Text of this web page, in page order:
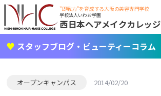
"即戦力"を育成する大阪の美容専門学校
学校法人いわお学園
西日本ヘアメイクカレッジ
スタッフブログ・ビューティーコラム
オープンキャンパス 2014/02/20